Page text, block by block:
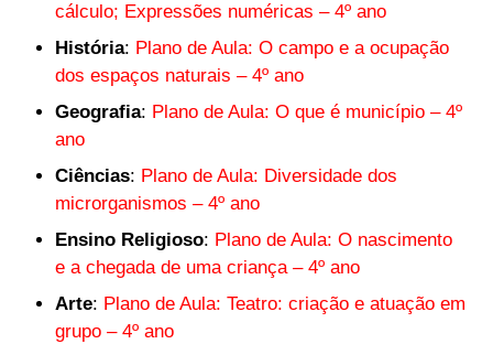
cálculo; Expressões numéricas – 4º ano
História: Plano de Aula: O campo e a ocupação
dos espaços naturais – 4º ano
Geografia: Plano de Aula: O que é município – 4º
ano
Ciências: Plano de Aula: Diversidade dos
microrganismos – 4º ano
Ensino Religioso: Plano de Aula: O nascimento
e a chegada de uma criança – 4º ano
Arte: Plano de Aula: Teatro: criação e atuação em
grupo – 4º ano